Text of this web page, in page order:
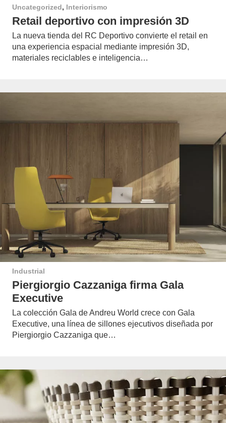
Uncategorized, Interiorismo
Retail deportivo con impresión 3D
La nueva tienda del RC Deportivo convierte el retail en
una experiencia espacial mediante impresión 3D,
materiales reciclables e inteligencia…
Industrial
Piergiorgio Cazzaniga firma Gala
Executive
La colección Gala de Andreu World crece con Gala
Executive, una línea de sillones ejecutivos diseñada por
Piergiorgio Cazzaniga que…